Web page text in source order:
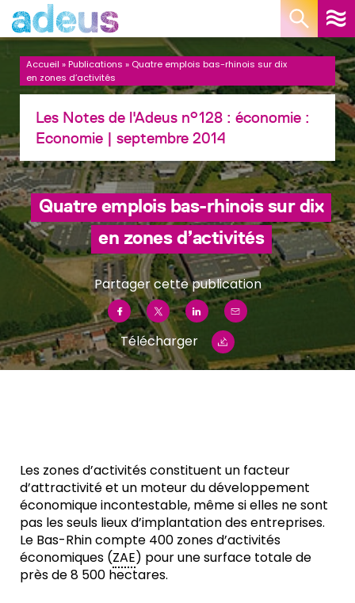
Accueil »Publications » Quatre emplois bas-rhinois sur dix
en zones d’activités
Les Notes de l'Adeus n°128 : économie :
Economie | septembre 2014
Quatre emplois bas-rhinois sur dix
en zones d’activités
Partager cette publication
Télécharger
Les zones d’activités constituent un facteur
d’attractivité et un moteur du développement
économique incontestable, même si elles ne sont
pas les seuls lieux d’implantation des entreprises.
Le Bas-Rhin compte 400 zones d’activités
économiques (ZAE) pour une surface totale de
près de 8 500 hectares.
Panneau de gestion des cookies